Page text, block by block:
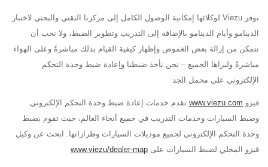
توفر Viezu لوكلائها إمكانية الوصول الكامل إلى مركزنا التقني والبحثي لاختبار
الدينامو وأيام الدينامو بالإضافة إلى التدريب وتطوير الضبط، ولا نحب أن
نتمكن من إزالة بعض الغموض وإظهار كيفية القيام بذلك مباشرةً وعلى الهواء
مباشرةً وليراها الجميع – نحن نأخذ ضبطنا وإعادة ضبط وحدة التحكم
الإلكتروني على محمل الجد
فيزو www.viezu.com تقدم خدمات إعادة ضبط وحدة التحكم الإلكتروني
وضبط السيارات وخدمات التدريب في جميع أنحاء العالم، حيث تقوم بضبط
وحدة التحكم الإلكتروني لجميع موديلات السيارات وطرازاتها. ابحث عن وكيل
فيزو المحلي لضبط السيارات على www.viezu/dealer-map